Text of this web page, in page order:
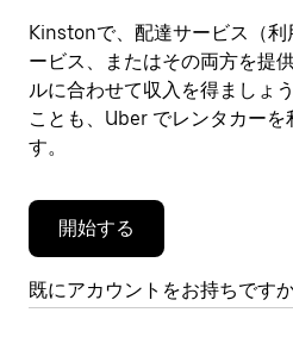
ー
を
閉
じ
ま
す。
Kinstonで、配達サービス（
ービス、またはその両方を提
ルに合わせて収入を得ましょ
ことも、Uber でレンタカーを
す。
開始する
既にアカウントをお持ちです